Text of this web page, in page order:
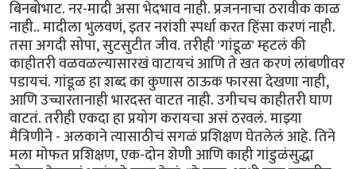
बिनबोभाट. नर-मादी असा भेदभाव नाही. प्रजननाचा ठरावीक काळ
नाही.. मादीला भुलवणं, इतर नरांशी स्पर्धा करत हिंसा करणं नाही.
तसा अगदी सोपा, सुटसुटीत जीव. तरीही 'गांडूळ' म्हटलं की
काहीतरी वळवळल्यासारखं वाटायचं आणि ते खत करणं लांबणीवर
पडायचं. गांडूळ हा शब्द का कुणास ठाऊक फारसा देखणा नाही,
आणि उच्चारतानाही भारदस्त वाटत नाही. उगीचच काहीतरी घाण
वाटतं. तरीही एकदा हा प्रयोग करायचा असं ठरवलं. माझ्या
मैत्रिणीने - अलकाने त्यासाठीचं सगळं प्रशिक्षण घेतलेलं आहे. तिने
मला मोफत प्रशिक्षण, एक-दोन शेणी आणि काही गांडुळंसुद्धा